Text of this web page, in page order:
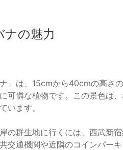
ナの魅力
ナ」は、15cmから40cmの高さ
可憐な植物です。この景色は
います。
の群生地に行くには、西武新
交通機関や近隣のコインパー